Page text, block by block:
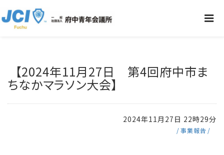
【2024年11月27日 第4回府中市ま
ちなかマラソン大会】
2024年11月27日 22時29分
事業報告